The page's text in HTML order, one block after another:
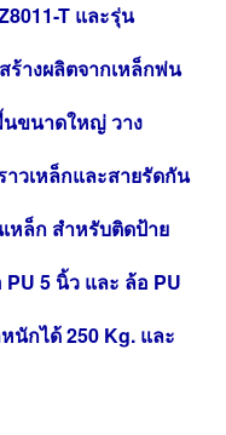
T และรุ่น
างผลิตจากเหล็กพ่น
ขนาดใหญ่ วาง
มาก
วเหล็กและสายรัดกัน
หล็ก สำหรับติดป้าย
5 นิ้ว และ ล้อ PU
นักได้ 250 Kg. และ